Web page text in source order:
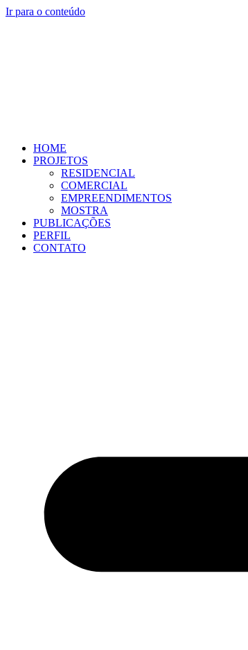
Ir para o conteúdo
HOME
PROJETOS
RESIDENCIAL
COMERCIAL
EMPREENDIMENTOS
MOSTRA
PUBLICAÇÕES
PERFIL
CONTATO